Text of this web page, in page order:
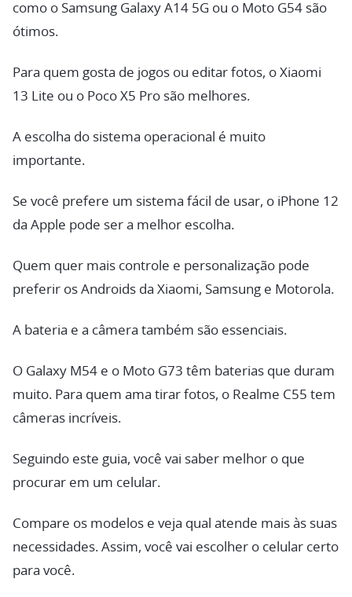
como o Samsung Galaxy A14 5G ou o Moto G54 são
ótimos.
Para quem gosta de jogos ou editar fotos, o Xiaomi
13 Lite ou o Poco X5 Pro são melhores.
A escolha do sistema operacional é muito
importante.
Se você prefere um sistema fácil de usar, o iPhone 12
da Apple pode ser a melhor escolha.
Quem quer mais controle e personalização pode
preferir os Androids da Xiaomi, Samsung e Motorola.
A bateria e a câmera também são essenciais.
O Galaxy M54 e o Moto G73 têm baterias que duram
muito. Para quem ama tirar fotos, o Realme C55 tem
câmeras incríveis.
Seguindo este guia, você vai saber melhor o que
procurar em um celular.
Compare os modelos e veja qual atende mais às suas
necessidades. Assim, você vai escolher o celular certo
para você.